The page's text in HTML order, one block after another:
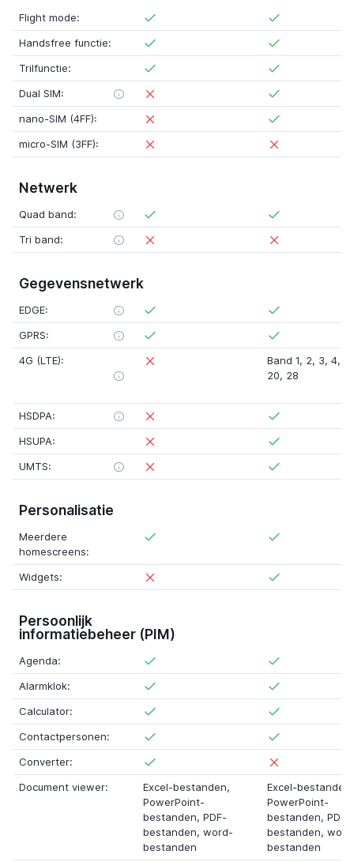
Flight mode:
Handsfree functie:
Trilfunctie:
Dual SIM:
nano-SIM (4FF):
micro-SIM (3FF):
Netwerk
Quad band:
Tri band:
Gegevensnetwerk
EDGE:
GPRS:
4G (LTE):
Band 1, 2, 3, 4,
20, 28
HSDPA:
HSUPA:
UMTS:
Personalisatie
Meerdere
homescreens:
Widgets:
Persoonlijk
informatiebeheer (PIM)
Agenda:
Alarmklok:
Calculator:
Contactpersonen:
Converter:
Document viewer:
Excel-bestanden,
PowerPoint-
bestanden, PDF-
bestanden, word-
bestanden
Excel-bestanden
PowerPoint-
bestanden, PDF-
bestanden,
bestanden